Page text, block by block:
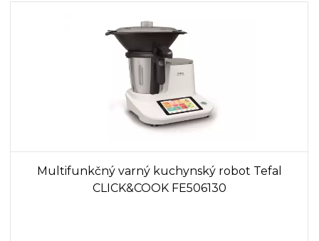
Multifunkčný varný kuchynský robot Tefal
CLICK&COOK FE506130